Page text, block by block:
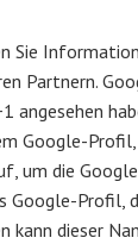
Sie
Partnern.
Google-
die
Profil,
dieser